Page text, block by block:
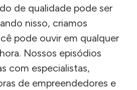
de qualidade pode ser
nisso, criamos
pode ouvir em qualquer
Nossos episódios
com especialistas,
de empreendedores e